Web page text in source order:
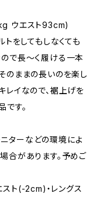
ウエスト93cm)
トをしてもしなくても
で長～く履ける一本
のままの長いのを楽し
レイなので、裾上げを
です。
ターなどの環境によ
合があります。予めご
ト(-2cm)・レングス